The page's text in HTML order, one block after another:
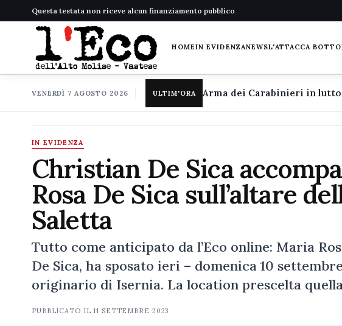
Questa testata non riceve alcun finanziamento pubblico
HOMEIN EVIDENZANEWSL'ATTACCA
VENERDÌ 7 AGOSTO 2026 ULTIM'ORA
IN EVIDENZA
Christian De Sica
Rosa De Sica sull’altare
Saletta
Tutto come anticipato da l’Eco online: Maria
De Sica, ha sposato ieri – domenica 10
originario di Isernia. La location prescelta
PUBBLICATO IL11 SETTEMBRE 2023